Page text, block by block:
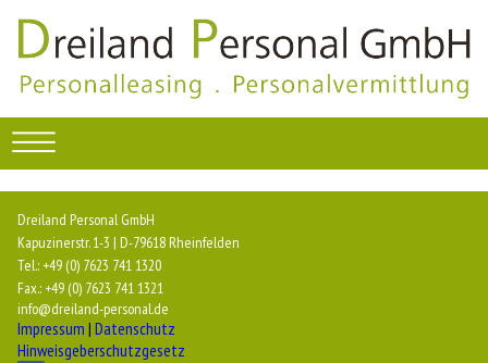
Dreiland Personal GmbH
Kapuzinerstr. 1-3 | D-79618 Rheinfelden
Tel.: +49 (0) 7623 741 1320
Fax.: +49 (0) 7623 741 1321
info@dreiland-personal.de
Impressum | Datenschutz
Hinweisgeberschutzgesetz